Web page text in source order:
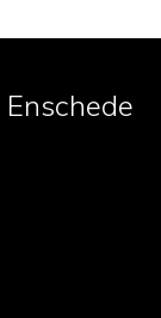
Enschede